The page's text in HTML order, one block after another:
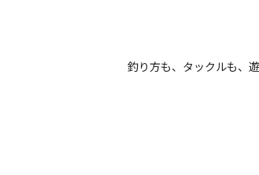
釣り方も、タックルも、